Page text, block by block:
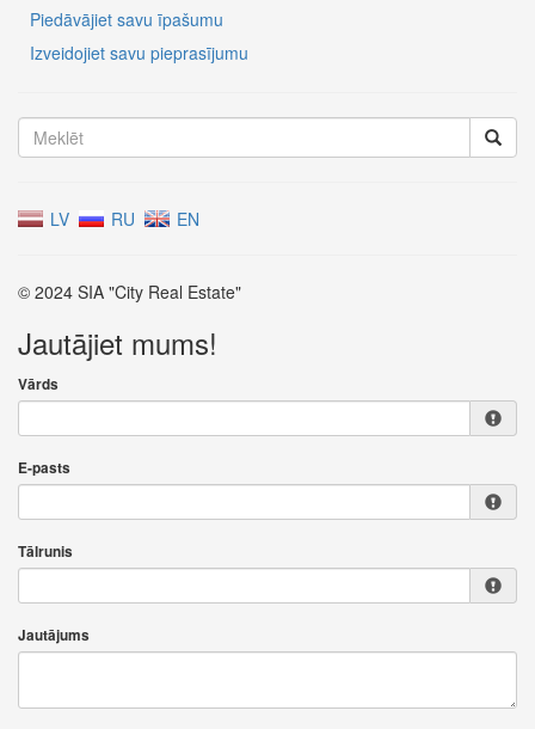
Piedāvājiet savu īpašumu
Izveidojiet savu pieprasījumu
LV RU EN
© 2024 SIA "City Real Estate"
Jautājiet mums!
Vārds
E-pasts
Tālrunis
Jautājums